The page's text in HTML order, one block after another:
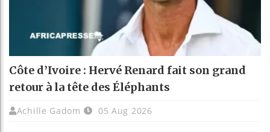
Côte d’Ivoire : Hervé Renard fait son grand
retour à la tête des Éléphants
Achille Gadom 05 Aug 2026